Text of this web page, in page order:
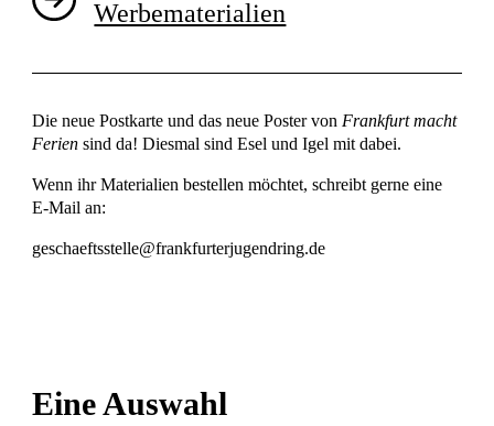
Werbematerialien
Die neue Postkarte und das neue Poster von Frankfurt macht
Ferien sind da! Diesmal sind Esel und Igel mit dabei.
Wenn ihr Materialien bestellen möchtet, schreibt gerne eine
E-Mail an:
geschaeftsstelle@frankfurterjugendring.de
Eine Auswahl